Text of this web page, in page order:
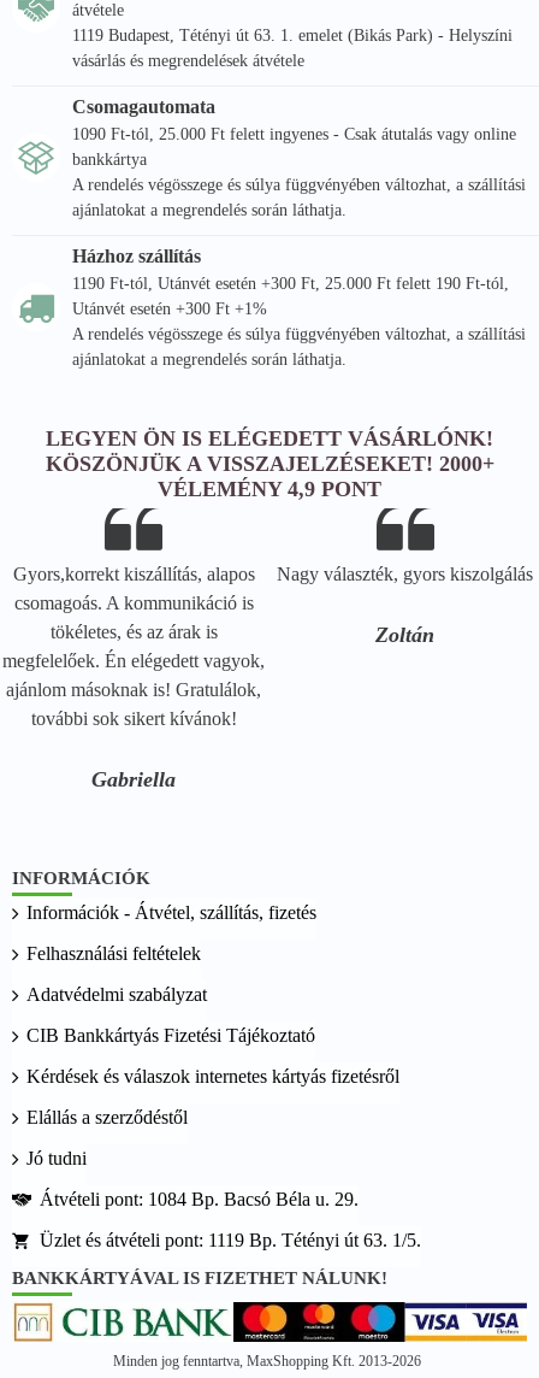
átvétele
1119 Budapest, Tétényi út 63. 1. emelet (Bikás Park) - Helyszíni
vásárlás és megrendelések átvétele
Csomagautomata
1090 Ft-tól, 25.000 Ft felett ingyenes - Csak átutalás vagy online
bankkártya
A rendelés végösszege és súlya függvényében változhat, a szállítási
ajánlatokat a megrendelés során láthatja.
Házhoz szállítás
1190 Ft-tól, Utánvét esetén +300 Ft, 25.000 Ft felett 190 Ft-tól,
Utánvét esetén +300 Ft +1%
A rendelés végösszege és súlya függvényében változhat, a szállítási
ajánlatokat a megrendelés során láthatja.
LEGYEN ÖN IS ELÉGEDETT VÁSÁRLÓNK!
KÖSZÖNJÜK A VISSZAJELZÉSEKET! 2000+
VÉLEMÉNY 4,9 PONT
Gyors,korrekt kiszállítás, alapos
csomagoás. A kommunikáció is
tökéletes, és az árak is
megfelelőek. Én elégedett vagyok,
ajánlom másoknak is! Gratulálok,
további sok sikert kívánok!
Gabriella
Nagy választék, gyors kiszolgálás
Zoltán
INFORMÁCIÓK
Információk - Átvétel, szállítás, fizetés
Felhasználási feltételek
Adatvédelmi szabályzat
CIB Bankkártyás Fizetési Tájékoztató
Kérdések és válaszok internetes kártyás fizetésről
Elállás a szerződéstől
Jó tudni
Átvételi pont: 1084 Bp. Bacsó Béla u. 29.
Üzlet és átvételi pont: 1119 Bp. Tétényi út 63. 1/5.
BANKKÁRTYÁVAL IS FIZETHET NÁLUNK!
Minden jog fenntartva, MaxShopping Kft. 2013-2026